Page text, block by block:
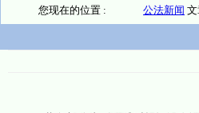
您现在的位置 : 公法新闻